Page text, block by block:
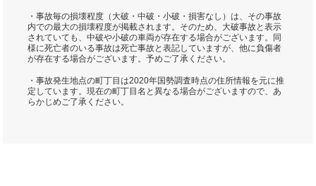
・事故毎の損壊程度（大破・中破・小破・損害なし）は、その事故
内での最大の損壊程度が掲載されます。そのため、大破事故と表示
されていても、中破や小破の車両が存在する場合がございます。同
様に死亡者のいる事故は死亡事故と表記していますが、他に負傷者
が存在する場合がございます。予めご了承ください。
・事故発生地点の町丁目は2020年国勢調査時点の住所情報を元に推
定しています。現在の町丁目名と異なる場合がございますので、あ
らかじめご了承ください。